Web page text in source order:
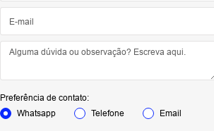
Preferência de contato:
Whatsapp
Telefone Email